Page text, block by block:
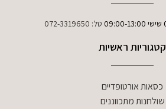
טל: 072-3319650
קטגוריות ראשיות
כסאות אורטופדיים
שולחנות מתכווננים